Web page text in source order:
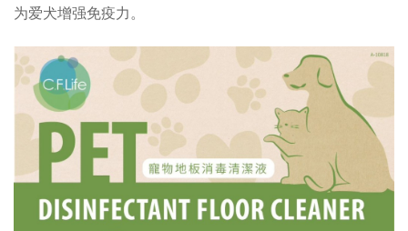
为爱犬增强免疫力。